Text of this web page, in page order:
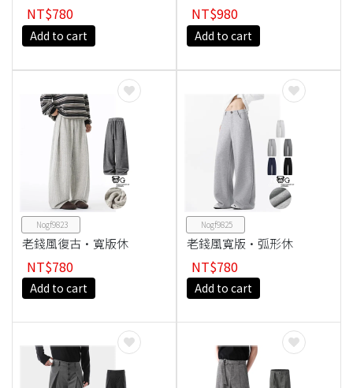
NT$780
Add to cart
NT$980
Add to cart
Nogf9823
老錢風復古·寬版休
NT$780
Add to cart
Nogf9825
老錢風寬版·弧形休
NT$780
Add to cart